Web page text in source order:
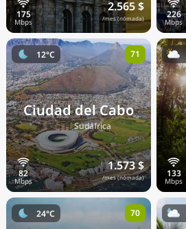
2.565 $
/mes (nómada)
Ciudad del Cabo
🇿🇦Sudáfrica
1.573 $
/mes (nómada)
12°C 71
24°C 70